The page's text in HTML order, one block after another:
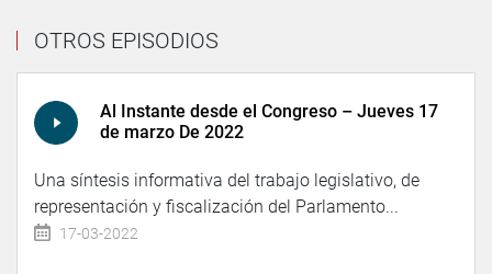
OTROS EPISODIOS
Al Instante desde el Congreso – Jueves 17
de marzo De 2022
Una síntesis informativa del trabajo legislativo, de
representación y fiscalización del Parlamento...
17-03-2022